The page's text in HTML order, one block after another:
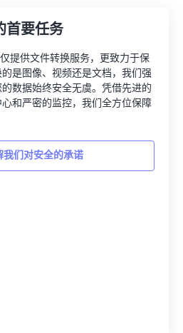
首要任务
提供文件转换服务，更致力于保
是图像、视频还是文档，我们强
数据始终安全无虞。凭借先进的
和严密的监控，我们全方位保障
我们对安全的承诺